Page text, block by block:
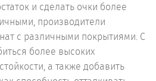
и сделать очки более
производители
с различными покрытиями. С
более высоких
а также добавить